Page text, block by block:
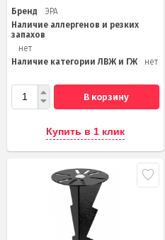
Бренд
ЭРА
Наличие аллергенов и резких
запахов
нет
Наличие категории ЛВЖ и ГЖ
нет
В корзину
Купить в 1 клик